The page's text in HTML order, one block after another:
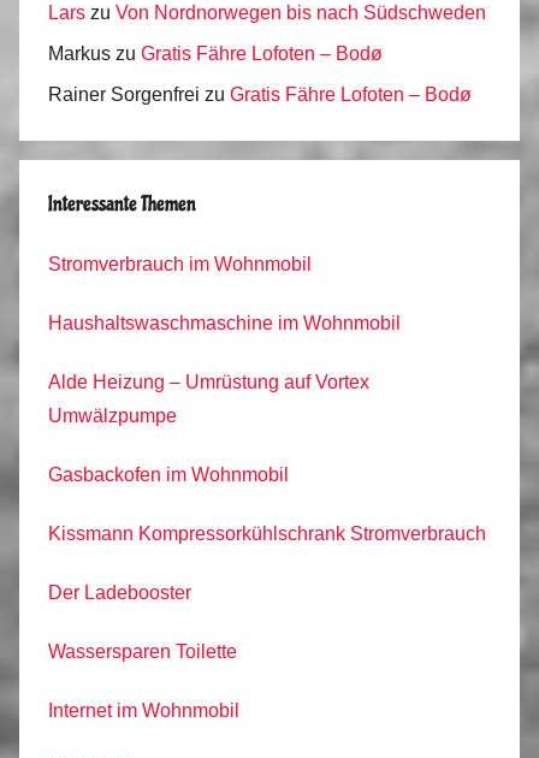
Lars zu Von Nordnorwegen bis nach Südschweden
Markus zu Gratis Fähre Lofoten – Bodø
Rainer Sorgenfrei zu Gratis Fähre Lofoten – Bodø
Interessante Themen
Stromverbrauch im Wohnmobil
Haushaltswaschmaschine im Wohnmobil
Alde Heizung – Umrüstung auf Vortex
Umwälzpumpe
Gasbackofen im Wohnmobil
Kissmann Kompressorkühlschrank Stromverbrauch
Der Ladebooster
Wassersparen Toilette
Internet im Wohnmobil